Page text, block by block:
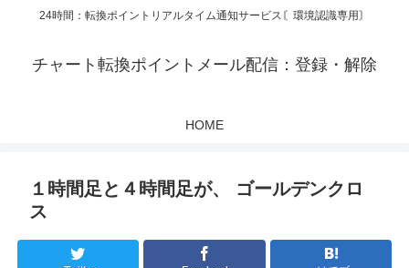
24時間：転換ポイントリアルタイム通知サービス〘環境認識専用〙
チャート転換ポイントメール配信：登録・解除
HOME
１時間足と４時間足が、 ゴールデンクロ
ス